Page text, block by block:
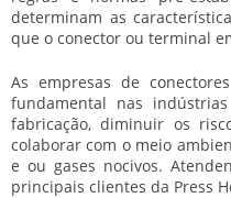
determinam as
que o conector ou terminal
As empresas de
fundamental nas
fabricação, diminuir os
colaborar com o meio
e ou gases nocivos.
principais clientes da Press